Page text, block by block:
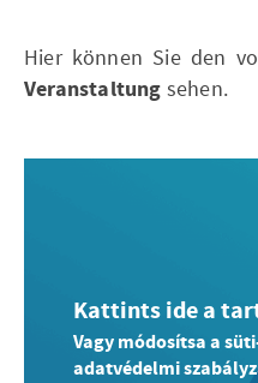
Hier können Sie den
Veranstaltung sehen.
Kattints ide a
Vagy módosítsa a
adatvédelmi